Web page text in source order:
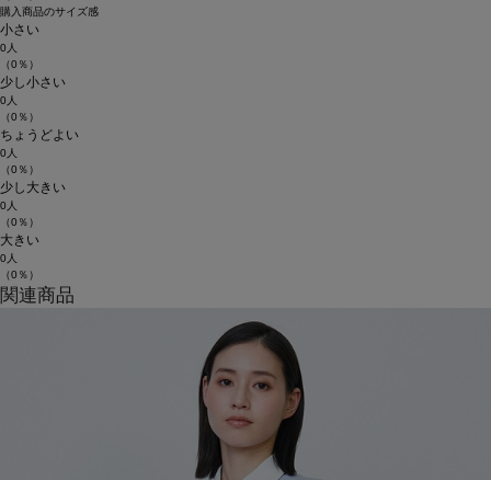
購入商品のサイズ感
小さい
0人
（0％）
少し小さい
0人
（0％）
ちょうどよい
0人
（0％）
少し大きい
0人
（0％）
大きい
0人
（0％）
関連商品